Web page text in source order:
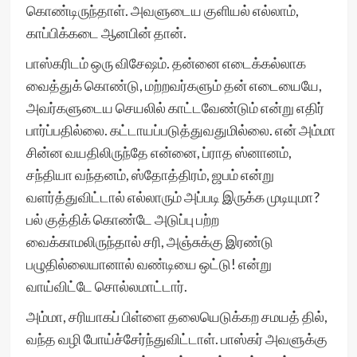
கொண்டிருந்தாள். அவளுடைய குளியல் எல்லாம்,
காப்பிக்கடை ஆனபின் தான்.
பாஸ்கரிடம் ஒரு விசேஷம். தன்னை எடைக்கல்லாக
வைத்துக் கொண்டு, மற்றவர்களும் தன் எடையையே,
அவர்களுடைய செயலில் காட்டவேண்டும் என்று எதிர்
பார்ப்பதில்லை. கட்டாயப்படுத்துவதுமில்லை. என் அம்மா
சின்ன வயதிலிருந்தே என்னை, ப்ராத ஸ்னானம்,
சந்தியா வந்தனம், ஸ்தோத்திரம், ஜபம் என்று
வளர்த்துவிட்டால் எல்லாரும் அப்படி இருக்க முடியுமா?
பல் குத்திக் கொண்டே அடுப்பு பற்ற
வைக்காமலிருந்தால் சரி, அஞ்சுக்கு இரண்டு
பழுதில்லையானால் வண்டியை ஒட்டு! என்று
வாய்விட்டே சொல்லமாட்டார்.
அம்மா, சரியாகப் பிள்ளை தலையெடுக்கற சமயத் தில்,
வந்த வழி போய்ச்சேர்ந்துவிட்டாள். பாஸ்கர் அவளுக்கு